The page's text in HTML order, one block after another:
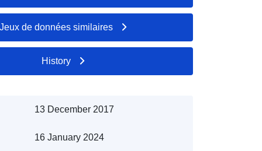
Jeux de données similaires
History
13 December 2017
16 January 2024